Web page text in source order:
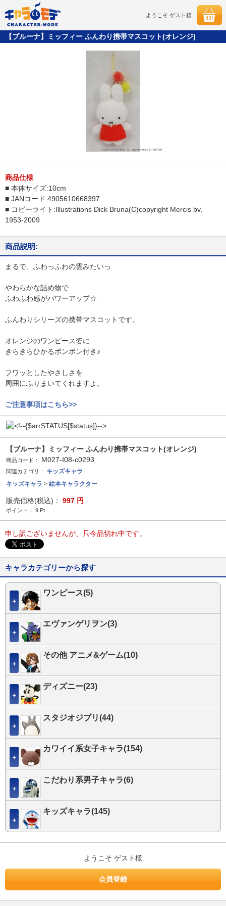
ようこそ ゲスト様
【ブルーナ】ミッフィー ふんわり携帯マスコット(オレンジ)
商品仕様
■ 本体サイズ:10cm
■ JANコード:4905610668397
■ コピーライト:Illustrations Dick Bruna(C)copyright Mercis bv,
1953-2009
商品説明:
まるで、ふわっふわの雲みたいっ
やわらかな詰め物で
ふわふわ感がパワーアップ☆
ふんわりシリーズの携帯マスコットです。
オレンジのワンピース姿に
きらきらひかるポンポン付き♪
フワッとしたやさしさを
周囲にふりまいてくれますよ。
ご注意事項はこちら>>
【ブルーナ】ミッフィー ふんわり携帯マスコット(オレンジ)
商品コード： M027-I08-c0293
関連カテゴリ：
キッズキャラ
キッズキャラ > 絵本キャラクター
販売価格(税込)： 997 円
ポイント： 9 Pt
申し訳ございませんが、只今品切れ中です。
キャラカテゴリーから探す
＋
ワンピース(5)
＋
エヴァンゲリヲン(3)
＋
その他 アニメ&ゲーム(10)
＋
ディズニー(23)
＋
スタジオジブリ(44)
＋
カワイイ系女子キャラ(154)
＋
こだわり系男子キャラ(6)
＋
キッズキャラ(145)
ようこそ ゲスト様
会員登録